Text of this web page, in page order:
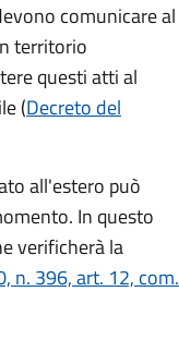
comunicare al
territorio
questi atti al
(Decreto del
all'estero può
In questo
verificherà la
n. 396, art. 12, com.